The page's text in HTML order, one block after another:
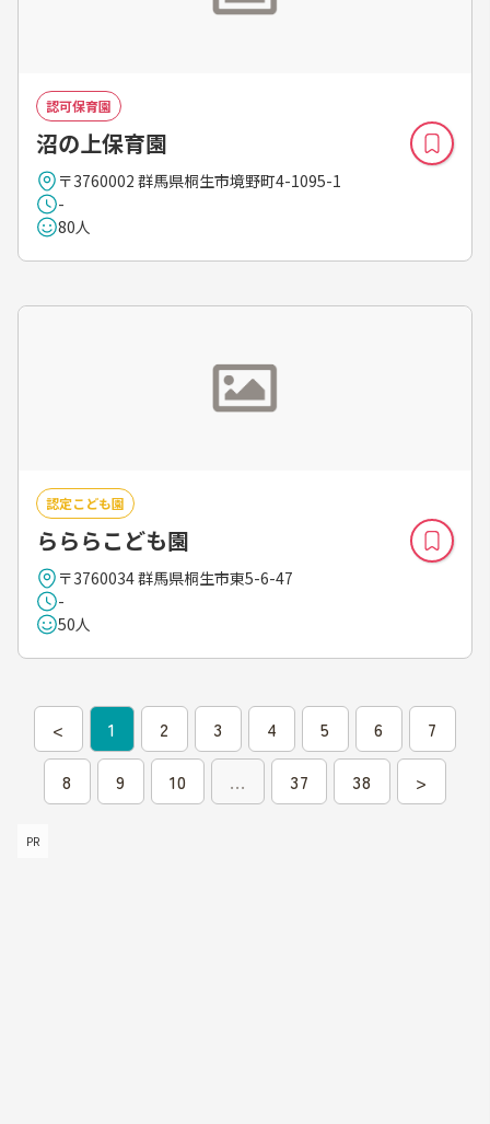
認可保育園
沼の上保育園
〒3760002 群馬県桐生市境野町4-1095-1
-
80人
認定こども園
らららこども園
〒3760034 群馬県桐生市東5-6-47
-
50人
< 1 2 3 4 5 6
7
8
9 10 ... 37 38 >
PR